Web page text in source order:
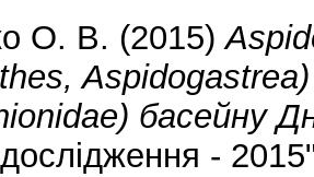
О. В. (2015)
басейну
дослідження -